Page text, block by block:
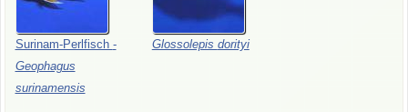
Surinam-Perlfisch -
Geophagus
surinamensis
Glossolepis dorityi